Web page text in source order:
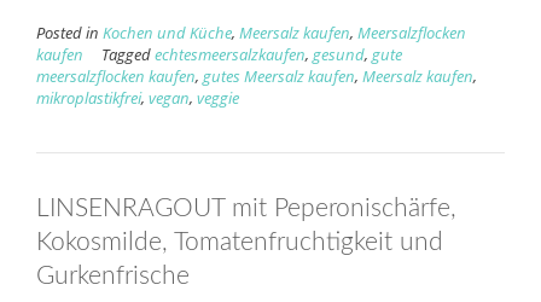
Posted in Kochen und Küche, Meersalz kaufen, Meersalzflocken
kaufen
Taggedechtesmeersalzkaufen,gesund,gute
meersalzflocken kaufen,gutes Meersalz kaufen, Meersalz kaufen,
mikroplastikfrei, vegan, veggie
LINSENRAGOUT mit Peperonischärfe,
Kokosmilde, Tomatenfruchtigkeit und
Gurkenfrische